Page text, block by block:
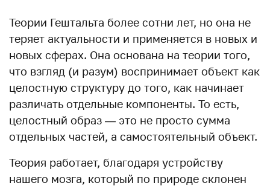
Теории Гештальта более сотни лет, но она не
теряет актуальности и применяется в новых и
новых сферах. Она основана на теории того,
что взгляд (и разум) воспринимает объект как
целостную структуру до того, как начинает
различать отдельные компоненты. То есть,
целостный образ — это не просто сумма
отдельных частей, а самостоятельный объект.
Теория работает, благодаря устройству
нашего мозга, который по природе склонен